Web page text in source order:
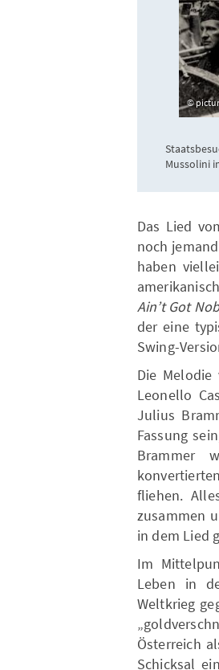
Mussolini
Das Lied
noch
haben
Ain’t Got
der eine
Swing-
Die Melodie
Leonello
Julius
Fassung
Brammer
fliehen.
zusammen
in dem Lied
Im
Leben in
Weltkrieg
Österreich
Schicksal